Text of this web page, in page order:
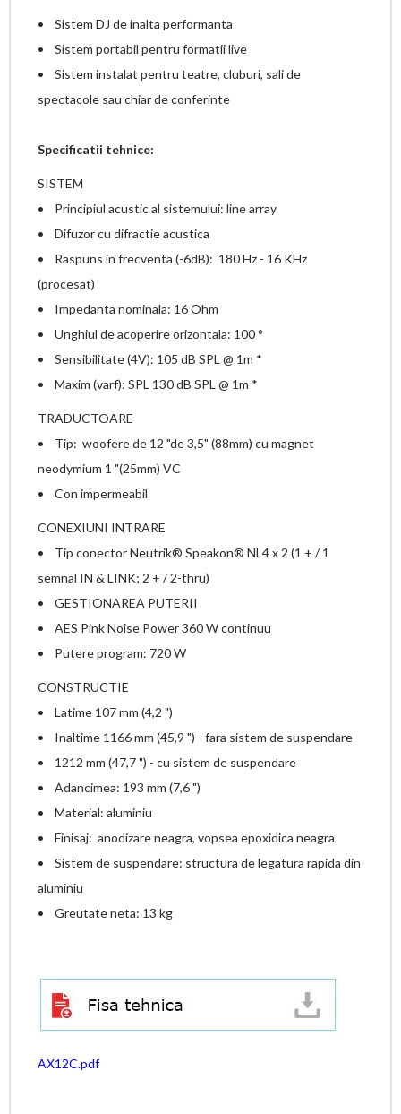
• Sistem DJ de inalta performanta
• Sistem portabil pentru formatii live
• Sistem instalat pentru teatre, cluburi, sali de
spectacole sau chiar de conferinte
Specificatii tehnice:
SISTEM
• Principiul acustic al sistemului: line array
• Difuzor cu difractie acustica
• Raspuns in frecventa (-6dB): 180 Hz - 16 KHz
(procesat)
• Impedanta nominala: 16 Ohm
• Unghiul de acoperire orizontala: 100 °
• Sensibilitate (4V): 105 dB SPL @ 1m *
• Maxim (varf): SPL 130 dB SPL @ 1m *
TRADUCTOARE
• Tip: woofere de 12 "de 3,5" (88mm) cu magnet
neodymium 1 "(25mm) VC
• Con impermeabil
CONEXIUNI INTRARE
• Tip conector Neutrik® Speakon® NL4 x 2 (1 + / 1
semnal IN & LINK; 2 + / 2-thru)
• GESTIONAREA PUTERII
• AES Pink Noise Power 360 W continuu
• Putere program: 720 W
CONSTRUCTIE
• Latime 107 mm (4,2 ")
• Inaltime 1166 mm (45,9 ") - fara sistem de suspendare
• 1212 mm (47,7 ") - cu sistem de suspendare
• Adancimea: 193 mm (7,6 ")
• Material: aluminiu
• Finisaj: anodizare neagra, vopsea epoxidica neagra
• Sistem de suspendare: structura de legatura rapida din
aluminiu
• Greutate neta: 13 kg
AX12C.pdf